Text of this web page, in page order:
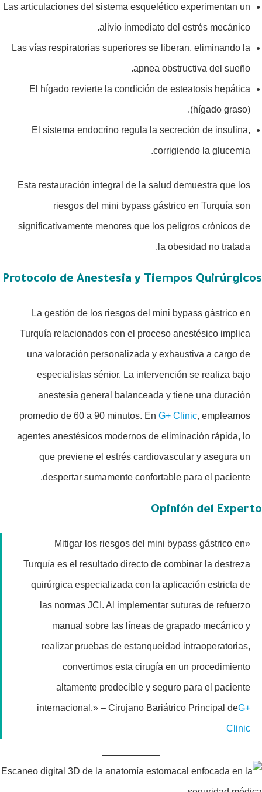
Las articulaciones del sistema esquelético experimentan un
alivio inmediato del estrés mecánico.
Las vías respiratorias superiores se liberan, eliminando la
apnea obstructiva del sueño.
El hígado revierte la condición de esteatosis hepática
(hígado graso).
El sistema endocrino regula la secreción de insulina,
corrigiendo la glucemia.
Esta restauración integral de la salud demuestra que los
riesgos del mini bypass gástrico en Turquía son
significativamente menores que los peligros crónicos de
la obesidad no tratada.
Protocolo de Anestesia y Tiempos Quirúrgicos
La gestión de los riesgos del mini bypass gástrico en
Turquía relacionados con el proceso anestésico implica
una valoración personalizada y exhaustiva a cargo de
especialistas sénior. La intervención se realiza bajo
anestesia general balanceada y tiene una duración
promedio de 60 a 90 minutos. En G+ Clinic, empleamos
agentes anestésicos modernos de eliminación rápida, lo
que previene el estrés cardiovascular y asegura un
despertar sumamente confortable para el paciente.
Opinión del Experto
«Mitigar los riesgos del mini bypass gástrico en
Turquía es el resultado directo de combinar la destreza
quirúrgica especializada con la aplicación estricta de
las normas JCI. Al implementar suturas de refuerzo
manual sobre las líneas de grapado mecánico y
realizar pruebas de estanqueidad intraoperatorias,
convertimos esta cirugía en un procedimiento
altamente predecible y seguro para el paciente
internacional.» – Cirujano Bariátrico Principal deG+
Clinic